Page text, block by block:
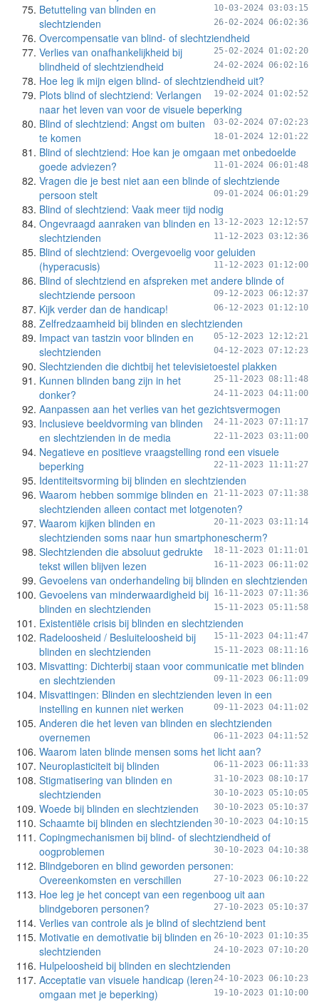
10-03-2024 03:03:15
Betutteling van blinden en
slechtzienden
26-02-2024 06:02:36
Overcompensatie van blind- of slechtziendheid
25-02-2024 01:02:20
Verlies van onafhankelijkheid bij
blindheid of slechtziendheid
24-02-2024 06:02:16
Hoe leg ik mijn eigen blind- of slechtziendheid uit?
19-02-2024 01:02:52
Plots blind of slechtziend: Verlangen
naar het leven van voor de visuele beperking
03-02-2024 07:02:23
Blind of slechtziend: Angst om buiten
te komen
18-01-2024 12:01:22
Blind of slechtziend: Hoe kan je omgaan met onbedoelde
goede adviezen?
11-01-2024 06:01:48
Vragen die je best niet aan een blinde of slechtziende
persoon stelt
09-01-2024 06:01:29
Blind of slechtziend: Vaak meer tijd nodig
13-12-2023 12:12:57
Ongevraagd aanraken van blinden en
slechtzienden
11-12-2023 03:12:36
Blind of slechtziend: Overgevoelig voor geluiden
(hyperacusis)
11-12-2023 01:12:00
Blind of slechtziend en afspreken met andere blinde of
slechtziende persoon
09-12-2023 06:12:37
Kijk verder dan de handicap! 06-12-2023 01:12:10
Zelfredzaamheid bij blinden en slechtzienden
05-12-2023 12:12:21
Impact van tastzin voor blinden en
slechtzienden
04-12-2023 07:12:23
Slechtzienden die dichtbij het televisietoestel plakken
25-11-2023 08:11:48
Kunnen blinden bang zijn in het
donker?
24-11-2023 04:11:00
Aanpassen aan het verlies van het gezichtsvermogen
24-11-2023 07:11:17
Inclusieve beeldvorming van blinden
en slechtzienden in de media
22-11-2023 03:11:00
Negatieve en positieve vraagstelling rond een visuele
beperking
22-11-2023 11:11:27
Identiteitsvorming bij blinden en slechtzienden
21-11-2023 07:11:38
Waarom hebben sommige blinden en
slechtzienden alleen contact met lotgenoten?
20-11-2023 03:11:14
Waarom kijken blinden en
slechtzienden soms naar hun smartphonescherm?
18-11-2023 01:11:01
Slechtzienden die absoluut gedrukte
tekst willen blijven lezen
16-11-2023 06:11:02
Gevoelens van onderhandeling bij blinden en slechtzienden
16-11-2023 07:11:36
Gevoelens van minderwaardigheid bij
blinden en slechtzienden
15-11-2023 05:11:58
Existentiële crisis bij blinden en slechtzienden
15-11-2023 04:11:47
Radeloosheid / Besluiteloosheid bij
blinden en slechtzienden
15-11-2023 08:11:16
Misvatting: Dichterbij staan voor communicatie met blinden
en slechtzienden
09-11-2023 06:11:09
Misvattingen: Blinden en slechtzienden leven in een
instelling en kunnen niet werken
09-11-2023 04:11:02
Anderen die het leven van blinden en slechtzienden
overnemen
06-11-2023 04:11:52
Waarom laten blinde mensen soms het licht aan?
06-11-2023 06:11:33
Neuroplasticiteit bij blinden
31-10-2023 08:10:17
Stigmatisering van blinden en
slechtzienden
30-10-2023 05:10:05
Woede bij blinden en slechtzienden 30-10-2023 05:10:37
Schaamte bij blinden en slechtzienden 30-10-2023 04:10:15
Copingmechanismen bij blind- of slechtziendheid of
oogproblemen
30-10-2023 04:10:38
Blindgeboren en blind geworden personen:
Overeenkomsten en verschillen
27-10-2023 06:10:22
Hoe leg je het concept van een regenboog uit aan
blindgeboren personen?
27-10-2023 05:10:37
Verlies van controle als je blind of slechtziend bent
26-10-2023 01:10:35
Motivatie en demotivatie bij blinden en
slechtzienden
24-10-2023 07:10:20
Hulpeloosheid bij blinden en slechtzienden
24-10-2023 06:10:23
Acceptatie van visuele handicap (leren
omgaan met je beperking)
19-10-2023 01:10:00